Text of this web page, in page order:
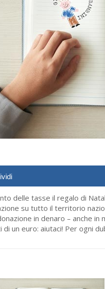
delle tasse il regalo di
su tutto il territorio
in denaro – anche
un euro: aiutaci! Per ogni